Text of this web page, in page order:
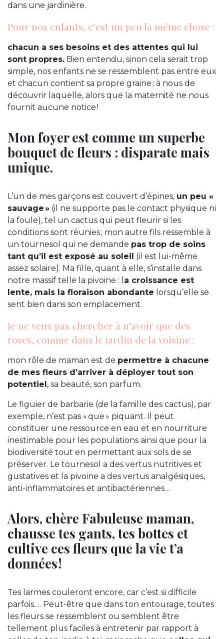
dans une jardinière.
Pour nos enfants, c’est un peu la même chose :
chacun a ses besoins et des attentes qui lui
sont propres. Bien entendu, sinon cela serait trop
simple, nos enfants ne se ressemblent pas entre eux
et chacun contient sa propre graine ; à nous de
découvrir laquelle, alors que la maternité ne nous
fournit aucune notice !
Mon foyer est comme un superbe
bouquet de fleurs : disparate mais
unique.
L’un de mes garçons est couvert d’épines, un peu «
sauvage » (il ne supporte pas le contact physique ni
la foule), tel un cactus qui peut fleurir si les
conditions sont réunies ; mon autre fils ressemble à
un tournesol qui ne demande pas trop de soins
tant qu’il est exposé au soleil (il est lui-même
assez solaire). Ma fille, quant à elle, s’installe dans
notre massif telle la pivoine : l a croissance est
lente, mais la floraison abondante lorsqu’elle se
sent bien dans son emplacement.
Je ne veux pas chercher à n’avoir que des
roses, comme dans le jardin de la voisine :
mon rôle de maman est de permettre à chacune
de mes fleurs d’arriver à déployer tout son
potentiel , sa beauté, son parfum.
Le figuier de barbarie (de la famille des cactus), par
exemple, n’est pas « que » piquant. Il peut
constituer une ressource en eau et en nourriture
inestimable pour les populations ainsi que pour la
biodiversité tout en permettant aux sols de se
préserver. Le tournesol a des vertus nutritives et
gustatives et la pivoine a des vertus analgésiques,
anti-inflammatoires et antibactériennes…
Alors, chère Fabuleuse maman,
chausse tes gants, tes bottes et
cultive ces fleurs que la vie t’a
données !
Tes larmes couleront encore, car c’est si difficile
parfois…. Peut-être que dans ton entourage, toutes
les fleurs se ressemblent ou semblent être
tellement plus faciles à entretenir par rapport à